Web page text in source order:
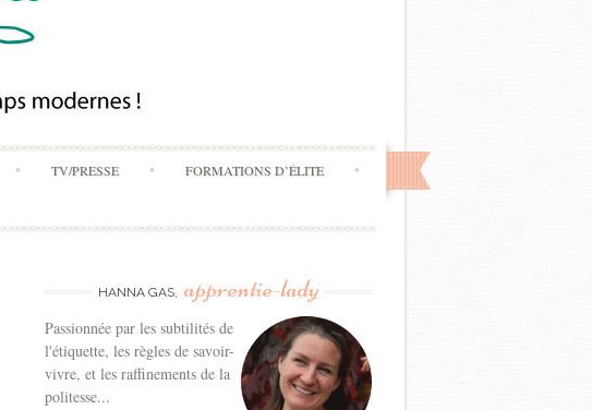
TV/PRESSE FORMATIONS D’ÉLITE
HANNA GAS, apprentie-lady
Passionnée par les subtilités de
l'étiquette, les règles de savoir-
vivre, et les raffinements de la
politesse...